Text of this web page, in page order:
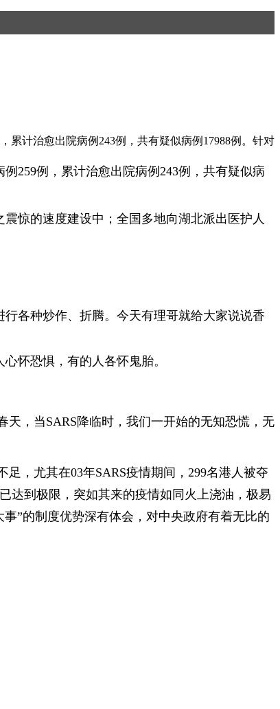
累计治愈出院病例243例，共有疑似病例17988例。针对
259例，累计治愈出院病例243例，共有疑似病
惊的速度建设中；全国多地向湖北派出医护人
各种炒作、折腾。今天有理哥就给大家说说香
怀恐惧，有的人各怀鬼胎。
，当SARS降临时，我们一开始的无知恐慌，无
，尤其在03年SARS疫情期间，299名港人被夺
达到极限，突如其来的疫情如同火上浇油，极易
”的制度优势深有体会，对中央政府有着无比的